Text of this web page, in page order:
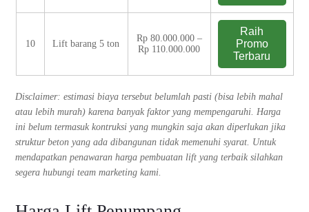
10 Lift barang 5 ton
Rp 80.000.000 –
Rp 110.000.000
Raih
Promo
Terbaru
Disclaimer: estimasi biaya tersebut belumlah pasti (bisa lebih mahal
atau lebih murah) karena banyak faktor yang mempengaruhi. Harga
ini belum termasuk kontruksi yang mungkin saja akan diperlukan jika
struktur beton yang ada dibangunan tidak memenuhi syarat. Untuk
mendapatkan penawaran harga pembuatan lift yang terbaik silahkan
segera hubungi team marketing kami.